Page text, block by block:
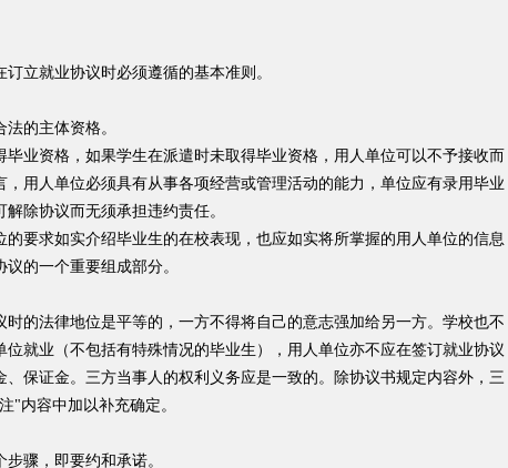
就业协议时必须遵循的基本准则。
的主体资格。
资格，如果学生在派遣时未取得毕业资格，用人单位可以不予接收而
用人单位必须具有从事各项经营或管理活动的能力，单位应有录用毕业
除协议而无须承担违约责任。
求如实介绍毕业生的在校表现，也应如实将所掌握的用人单位的信息
的一个重要组成部分。
法律地位是平等的，一方不得将自己的意志强加给另一方。学校也不
就业（不包括有特殊情况的毕业生），用人单位亦不应在签订就业协议
保证金。三方当事人的权利义务应是一致的。除协议书规定内容外，三
"内容中加以补充确定。
骤，即要约和承诺。